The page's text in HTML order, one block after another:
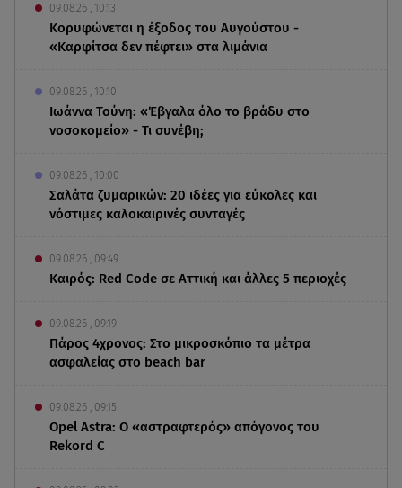
09.08.26 , 10:13
Κορυφώνεται η έξοδος του Αυγούστου -
«Καρφίτσα δεν πέφτει» στα λιμάνια
09.08.26 , 10:10
Ιωάννα Τούνη: «Έβγαλα όλο το βράδυ στο
νοσοκομείο» - Τι συνέβη;
09.08.26 , 10:00
Σαλάτα ζυμαρικών: 20 ιδέες για εύκολες και
νόστιμες καλοκαιρινές συνταγές
09.08.26 , 09:49
Καιρός: Red Code σε Αττική και άλλες 5 περιοχές
09.08.26 , 09:19
Πάρος 4χρονος: Στο μικροσκόπιο τα μέτρα
ασφαλείας στο beach bar
09.08.26 , 09:15
Opel Astra: Ο «αστραφτερός» απόγονος του
Rekord C